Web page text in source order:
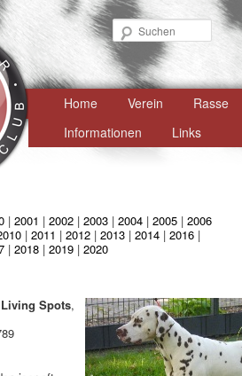
Hauptmenü
Zum
primären
Home Verein
Rasse
Informationen
Links
| 2001 | 2002| 2003| 2004| 2005| 2006
| 2011 | 2012 | 2013 | 2014 | 2016 |
| 2018| 2019| 2020
Spots,